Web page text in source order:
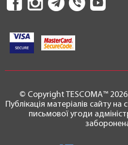
© Copyright TESCOMA™
Публікація матеріалів сайту на
письмової угоди